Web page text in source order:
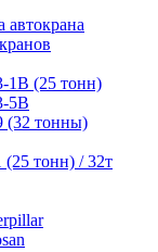
автокрана
1В (25 тонн)
5В
(32 тонны)
тонн) / 32т